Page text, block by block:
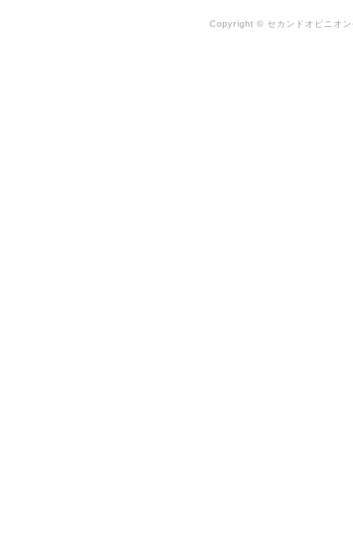
Copyright © セカンドオピニオ